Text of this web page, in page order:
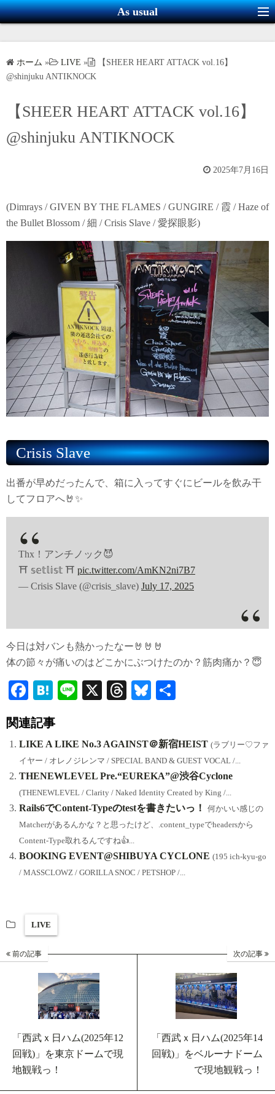
コ
ン
ツ
ッ
As usual
ホーム » LIVE »
【SHEER HEART ATTACK vol.16】
@shinjuku ANTIKNOCK
【SHEER HEART ATTACK vol.16】
@shinjuku ANTIKNOCK
2025年7月16日
(Dimrays / GIVEN BY THE FLAMES / GUNGIRE / 霞 / Haze of
the Bullet Blossom / 細 / Crisis Slave / 愛探眼影)
Crisis Slave
出番が早めだったんで、箱に入ってすぐにビールを飲み干
してフロアへ🤘✨
Thx！アンチノック😈
⛩ 𝕤𝕖𝕥𝕝𝕚𝕤𝕥 ⛩ pic.twitter.com/AmKN2ni7B7
— Crisis Slave (@crisis_slave) July 17, 2025
今日は対バンも熱かったなー🤘🤘🤘
体の節々が痛いのはどこかにぶつけたのか？筋肉痛か？😇
Fa
bo
ok
H
en
a
Li X
T
ds
Bl
y
関連記事
LIKE A LIKE No.3 AGAINST＠新宿HEIST (ラブリー♡ファ
イヤー / オレノジレンマ / SPECIAL BAND & GUEST VOCAL /...
THENEWLEVEL Pre.“EUREKA”@渋谷Cyclone
(THENEWLEVEL / Clarity / Naked Identity Created by King /...
Rails6でContent-Typeのtestを書きたいっ！
何かいい感じの
Matcherがあるんかな？と思ったけど、.content_typeでheadersから
Content-Type取れるんですね👍...
BOOKING EVENT@SHIBUYA CYCLONE (195 ich-kyu-go
/ MASSCLOWZ / GORILLA SNOC / PETSHOP /...
LIVE
前の記事
「西武ｘ日ハム(2025年12
回戦)」を東京ドームで現
地観戦っ！
次の記事
「西武ｘ日ハム(2025年14
回戦)」をベルーナドーム
で現地観戦っ！